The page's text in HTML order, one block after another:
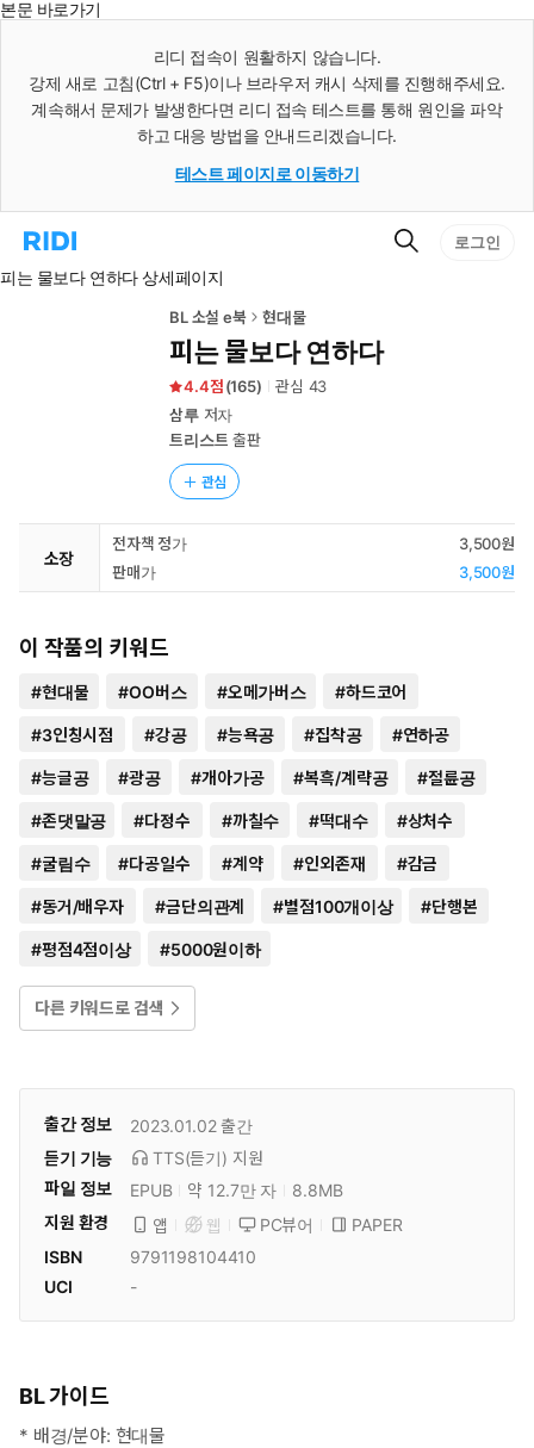
본문 바로가기
리디 접속이 원활하지 않습니다.
강제 새로 고침(Ctrl + F5)이나 브라우저 캐시 삭제를 진행해주세요.
계속해서 문제가 발생한다면 리디 접속 테스트를 통해 원인을 파악
하고 대응 방법을 안내드리겠습니다.
테스트 페이지로 이동하기
리
홈
검
로그인
피는 물보다 연하다 상세페이지
BL 소설 e북 현대물
피는 물보다 연하다
4.4 (165) 관심 43
삼루저자
트리스트 출판
관심
소장
전자책 정가
3,500원
판매가
3,500원
이 작품의 키워드
#현대물 #OO버스 #오메가버스 #하드코어
#3인칭시점 #강공 #능욕공 #집착공 #연하공
#능글공 #광공 #개아가공 #복흑/계략공 #절륜공
#존댓말공 #다정수 #까칠수 #떡대수 #상처수
#굴림수 #다공일수 #계약 #인외존재 #감금
#동거/배우자 #금단의관계 #별점100개이상 #단행본
#평점4점이상 #5000원이하
다른 키워드로 검색
출간 정보 2023.01.02 출간
듣기 기능
TTS(듣기) 지원
파일 정보
EPUB 약 12.7만 자
8.8MB
지원 환경
앱 웹 PC뷰어
PAPER
ISBN
9791198104410
UCI
-
BL 가이드
* 배경/분야: 현대물